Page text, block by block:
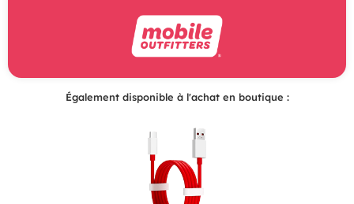
Également disponible à l'achat en boutique :